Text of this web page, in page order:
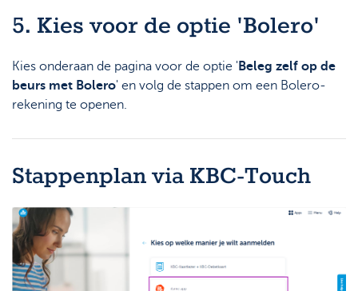
5. Kies voor de optie 'Bolero'
Kies onderaan de pagina voor de optie ' Beleg zelf op de
beurs met Bolero' en volg de stappen om een Bolero-
rekening te openen.
Stappenplan via KBC-Touch